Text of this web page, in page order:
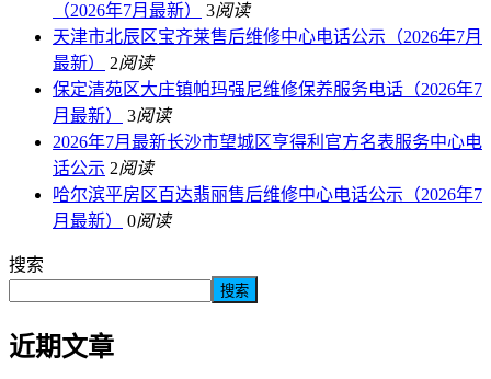
（2026年7月最新）
3阅读
天津市北辰区宝齐莱售后维修中心电话公示（2026年7月
最新）
2阅读
保定清苑区大庄镇帕玛强尼维修保养服务电话（2026年7
月最新）
3阅读
2026年7月最新长沙市望城区亨得利官方名表服务中心电
话公示 2阅读
哈尔滨平房区百达翡丽售后维修中心电话公示（2026年7
月最新）
0阅读
搜索
搜索
近期文章